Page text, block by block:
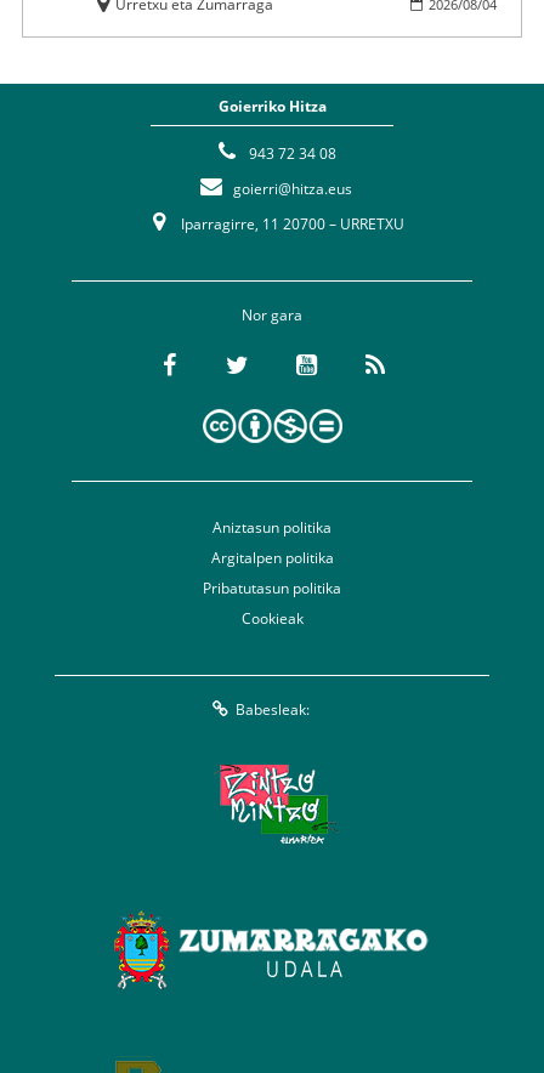
2026/08/04
Goierriko Hitza
943 72 34 08
goierri@hitza.eus
Iparragirre, 11 20700 – URRETXU
Nor gara
Aniztasun politika
Argitalpen politika
Pribatutasun politika
Cookieak
Babesleak: